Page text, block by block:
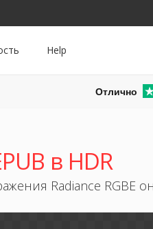
Help
Отлично
в HDR
Radiance RGBE